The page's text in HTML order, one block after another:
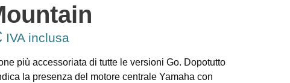
IVA inclusa
più accessoriata di tutte le versioni Go. Dopotutto
la presenza del motore centrale Yamaha con